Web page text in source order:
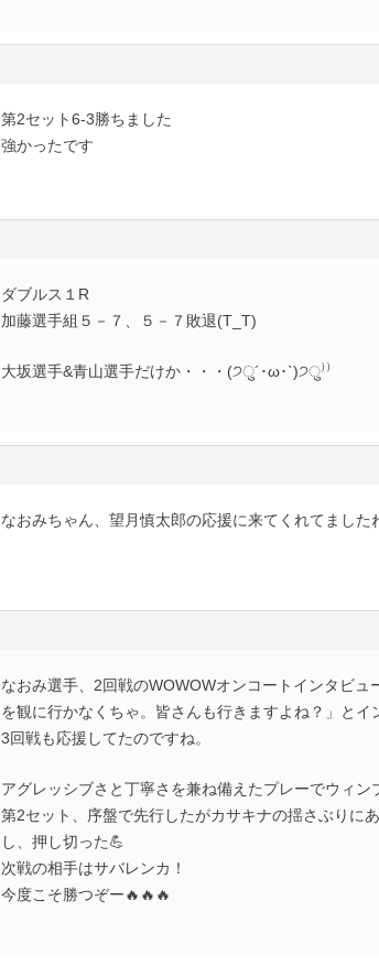
第2セット6-3勝ちました
強かったです
ダブルス１R
加藤選手組５－７、５－７敗退(T_T)
大坂選手&青山選手だけか・・・(੭ु´･ω･`)੭ु⁾⁾
なおみちゃん、望月慎太郎の応援に来てくれてました
なおみ選手、2回戦のWOWOWオンコートインタビュ
を観に行かなくちゃ。皆さんも行きますよね？」とイ
3回戦も応援してたのですね。
アグレッシブさと丁寧さを兼ね備えたプレーでウィン
第2セット、序盤で先行したがカサキナの揺さぶりに
し、押し切った💪
次戦の相手はサバレンカ！
今度こそ勝つぞー🔥🔥🔥